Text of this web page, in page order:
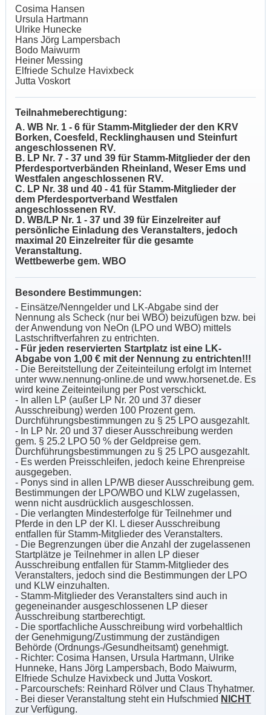
Cosima Hansen
Ursula Hartmann
Ulrike Hunecke
Hans Jörg Lampersbach
Bodo Maiwurm
Heiner Messing
Elfriede Schulze Havixbeck
Jutta Voskort
Teilnahmeberechtigung:
A. WB Nr. 1 - 6 für Stamm-Mitglieder der den KRV
Borken, Coesfeld, Recklinghausen und Steinfurt
angeschlossenen RV.
B. LP Nr. 7 - 37 und 39 für Stamm-Mitglieder der den
Pferdesportverbänden Rheinland, Weser Ems und
Westfalen angeschlossenen RV.
C. LP Nr. 38 und 40 - 41 für Stamm-Mitglieder der
dem Pferdesportverband Westfalen
angeschlossenen RV.
D. WB/LP Nr. 1 - 37 und 39 für Einzelreiter auf
persönliche Einladung des Veranstalters, jedoch
maximal 20 Einzelreiter für die gesamte
Veranstaltung.
Wettbewerbe gem. WBO
Besondere Bestimmungen:
- Einsätze/Nenngelder und LK-Abgabe sind der
Nennung als Scheck (nur bei WBO) beizufügen bzw. bei
der Anwendung von NeOn (LPO und WBO) mittels
Lastschriftverfahren zu entrichten.
- Für jeden reservierten Startplatz ist eine LK-
Abgabe von 1,00 € mit der Nennung zu entrichten!!!
- Die Bereitstellung der Zeiteinteilung erfolgt im Internet
unter www.nennung-online.de und www.horsenet.de. Es
wird keine Zeiteinteilung per Post verschickt.
- In allen LP (außer LP Nr. 20 und 37 dieser
Ausschreibung) werden 100 Prozent gem.
Durchführungsbestimmungen zu § 25 LPO ausgezahlt.
- In LP Nr. 20 und 37 dieser Ausschreibung werden
gem. § 25.2 LPO 50 % der Geldpreise gem.
Durchführungsbestimmungen zu § 25 LPO ausgezahlt.
- Es werden Preisschleifen, jedoch keine Ehrenpreise
ausgegeben.
- Ponys sind in allen LP/WB dieser Ausschreibung gem.
Bestimmungen der LPO/WBO und KLW zugelassen,
wenn nicht ausdrücklich ausgeschlossen.
- Die verlangten Mindesterfolge für Teilnehmer und
Pferde in den LP der Kl. L dieser Ausschreibung
entfallen für Stamm-Mitglieder des Veranstalters.
- Die Begrenzungen über die Anzahl der zugelassenen
Startplätze je Teilnehmer in allen LP dieser
Ausschreibung entfallen für Stamm-Mitglieder des
Veranstalters, jedoch sind die Bestimmungen der LPO
und KLW einzuhalten.
- Stamm-Mitglieder des Veranstalters sind auch in
gegeneinander ausgeschlossenen LP dieser
Ausschreibung startberechtigt.
- Die sportfachliche Ausschreibung wird vorbehaltlich
der Genehmigung/Zustimmung der zuständigen
Behörde (Ordnungs-/Gesundheitsamt) genehmigt.
- Richter: Cosima Hansen, Ursula Hartmann, Ulrike
Hunneke, Hans Jörg Lampersbach, Bodo Maiwurm,
Elfriede Schulze Havixbeck und Jutta Voskort.
- Parcourschefs: Reinhard Rölver und Claus Thyhatmer.
- Bei dieser Veranstaltung steht ein Hufschmied NICHT
zur Verfügung.